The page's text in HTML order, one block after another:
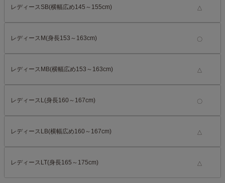
レディースSB(横幅広め145～155cm) △
レディースM(身長153～163cm)
レディースMB(横幅広め153～163cm) △
レディースL(身長160～167cm)
レディースLB(横幅広め160～167cm) △
レディースLT(身長165～175cm) △